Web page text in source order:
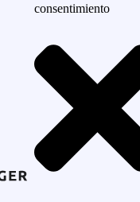
consentimiento